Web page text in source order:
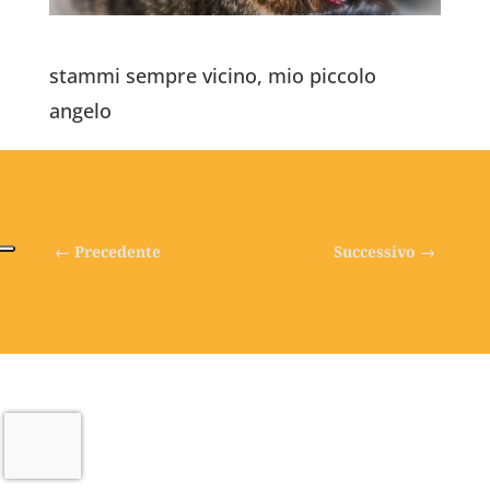
stammi sempre vicino, mio piccolo
angelo
← Precedente Successivo →